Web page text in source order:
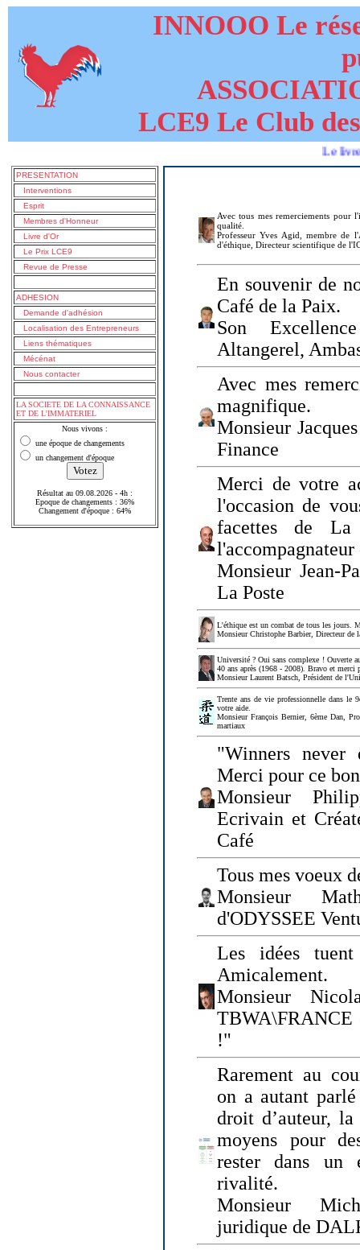
INNOOO Le
LCE9 Le Club
Le livre de LUC
PRESENTATION
Interventions
Esprit
Membres d'Honneur
Livre d'Or
Le Prix LCE9
Revue de Presse
ADHESION
Demande d'adhésion
Localisation des Entrepreneurs
Liens thématiques
Mécénat
Nous contacter
LA SOCIETE DE LA CONNAISSANCE
ET DE L'IMMATERIEL
Nous vivons :
une époque de changements
un changement d'époque
Résultat au 09.08.2026 - 4h :
Epoque de changements : 36%
Changement d'époque : 64%
Avec tous mes remerciements pour
qualité.
Professeur Yves Agid, membre de
d'éthique, Directeur scientifique de
En souvenir de
Café de la Paix.
Son
Altangerel,
Avec mes
magnifique.
Monsieur
Finance
Merci de votre
l'occasion de
facettes de
Monsieur Jean-
La Poste
L'éthique est un combat de tous les jours.
Monsieur Christophe Barbier, Directeur de
Université ? Oui sans complexe ! Ouverte
40 ans après (1968 - 2008). Bravo et merci
Monsieur Laurent Batsch, Président de
Trente ans de vie professionnelle dans le
votre aide.
Monsieur François Bernier, 6ème Dan,
martiaux
"Winners
Merci pour ce
Monsieur
Ecrivain et
Café
Tous mes voeux
Monsieur
d'ODYSSEE
Les idées
Amicalement.
Monsieur
TBWA\FRANCE
!"
Rarement au
on a autant
droit d’auteur,
moyens pour
rester dans un
rivalité.
Monsieur
juridique de